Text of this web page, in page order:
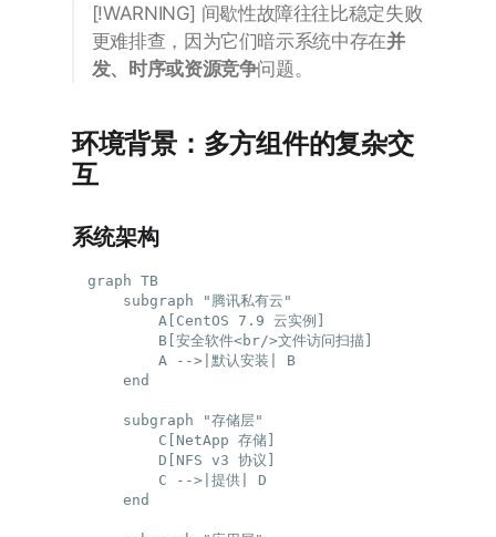
[!WARNING] 间歇性故障往往比稳定失败
更难排查，因为它们暗示系统中存在并
发、时序或资源竞争问题。
环境背景：多方组件的复杂交
互
系统架构
graph TB
    subgraph "腾讯私有云"
        A[CentOS 7.9 云实例]
        B[安全软件<br/>文件访问扫描]
        A -->|默认安装| B
    end
    subgraph "存储层"
        C[NetApp 存储]
        D[NFS v3 协议]
        C -->|提供| D
    end